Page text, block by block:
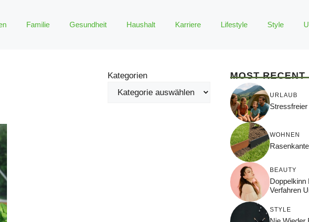
Familie Gesundheit Haushalt Karriere Lifestyle Style
Kategorien MOST RECENT
URLAUB
Stressfreier
WOHNEN
BEAUTY
Doppelkinn
Verfahren
STYLE